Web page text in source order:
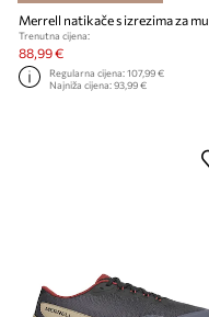
Trenutna cijena:
88,99 €
Regularna cijena:107,99 €
Najniža cijena:93,99 €